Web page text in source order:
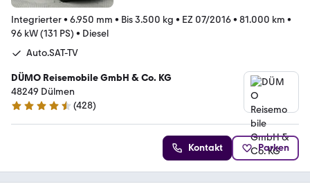
Integrierter• 6.950 mm • Bis 3.500 kg • EZ 07/2016• 81.000 km •
96 kW (131 PS) • Diesel
Auto.SAT-TV
DÜMO Reisemobile GmbH & Co. KG
48249 Dülmen
4.3 Sterne
(428)
Kontakt Parken